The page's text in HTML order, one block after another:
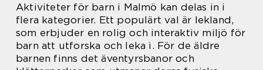
Aktiviteter för barn i Malmö kan delas in i
flera kategorier. Ett populärt val är lekland,
som erbjuder en rolig och interaktiv miljö för
barn att utforska och leka i. För de äldre
barnen finns det äventyrsbanor och